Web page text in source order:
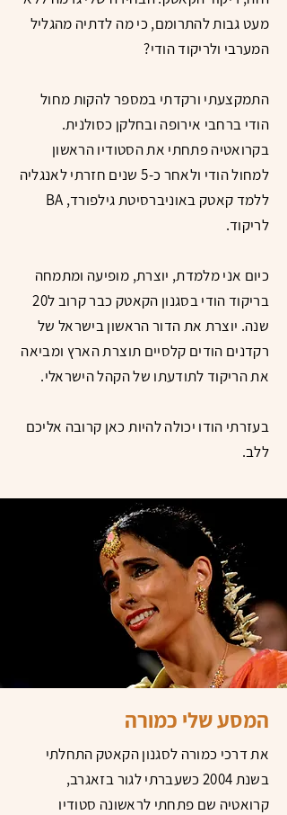
מעט גבות להתרומם, כי מה לדתיה מהגליל
המערבי ולריקוד הודי?
התמקצעתי ורקדתי במספר להקות מחול
הודי ברחבי אירופה ובחלקן כסולנית.
בקרואטיה פתחתי את הסטודיו הראשון
למחול הודי ולאחר כ-5 שנים חזרתי לאנגליה
ללמד קאטק באוניברסיטת גילפורד, BA
לריקוד.
כיום אני מלמדת, יוצרת, מופיעה ומתמחה
בריקוד הודי בסגנון הקאטק כבר קרוב ל20
שנה. יוצרת את הדור הראשון בישראל של
רקדנים הודים קלסיים תוצרת הארץ ומביאה
את הריקוד לתודעתו של הקהל הישראלי.
בעזרתי הודו יכולה להיות כאן קרובה אליכם
ללב.
המסע שלי כמורה
את דרכי כמורה לסגנון הקאטק התחלתי
בשנת 2004 כשעברתי לגור בזאגרב,
קרואטיה שם פתחתי לראשונה סטודיו